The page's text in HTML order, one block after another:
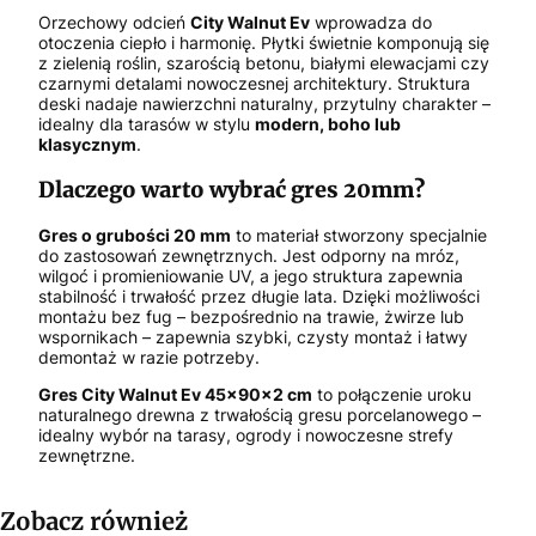
Orzechowy odcień City Walnut Ev wprowadza do
otoczenia ciepło i harmonię. Płytki świetnie komponują się
z zielenią roślin, szarością betonu, białymi elewacjami czy
czarnymi detalami nowoczesnej architektury. Struktura
deski nadaje nawierzchni naturalny, przytulny charakter –
idealny dla tarasów w stylu modern, boho lub
klasycznym.
Dlaczego warto wybrać gres 20mm?
Gres o grubości 20 mm to materiał stworzony specjalnie
do zastosowań zewnętrznych. Jest odporny na mróz,
wilgoć i promieniowanie UV, a jego struktura zapewnia
stabilność i trwałość przez długie lata. Dzięki możliwości
montażu bez fug – bezpośrednio na trawie, żwirze lub
wspornikach – zapewnia szybki, czysty montaż i łatwy
demontaż w razie potrzeby.
Gres City Walnut Ev 45x90x2 cm to połączenie uroku
naturalnego drewna z trwałością gresu porcelanowego –
idealny wybór na tarasy, ogrody i nowoczesne strefy
zewnętrzne.
Zobacz również